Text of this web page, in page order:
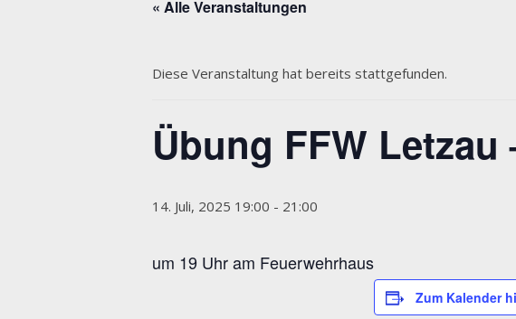
« Alle Veranstaltungen
Diese Veranstaltung hat bereits stattgefunden.
Übung FFW
14. Juli, 2025 19:00 - 21:00
um 19 Uhr am Feuerwehrhaus
Zum Kalender